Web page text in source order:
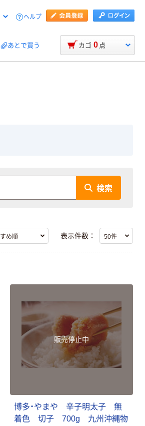
ヘルプ
あとで買う カゴ 0 点
検索
表示件数：
販売停止中
博多・や まや 辛子明太子
無
着色 切子 700g 九州沖縄物